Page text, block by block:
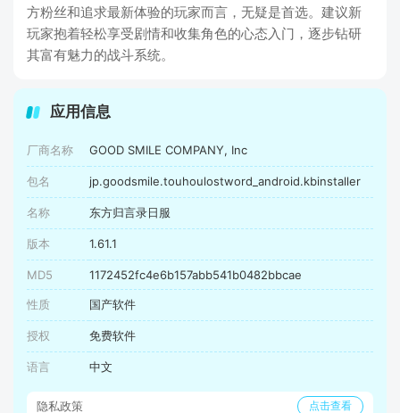
方粉丝和追求最新体验的玩家而言，无疑是首选。建议新
玩家抱着轻松享受剧情和收集角色的心态入门，逐步钻研
其富有魅力的战斗系统。
应用信息
厂商名称 GOOD SMILE COMPANY, Inc
包名 jp.goodsmile.touhoulostword_android.kbinstaller
名称 东方归言录日服
版本 1.61.1
MD5 1172452fc4e6b157abb541b0482bbcae
性质 国产软件
授权 免费软件
语言 中文
隐私政策 点击查看